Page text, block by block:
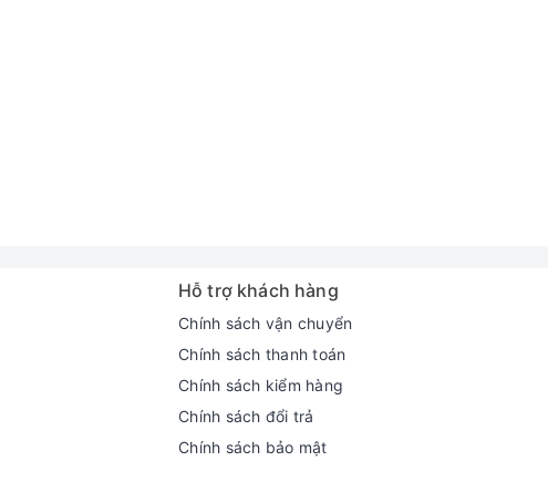
Hỗ trợ khách hàng
Chính sách vận chuyển
Chính sách thanh toán
Chính sách kiểm hàng
Chính sách đổi trả
Chính sách bảo mật